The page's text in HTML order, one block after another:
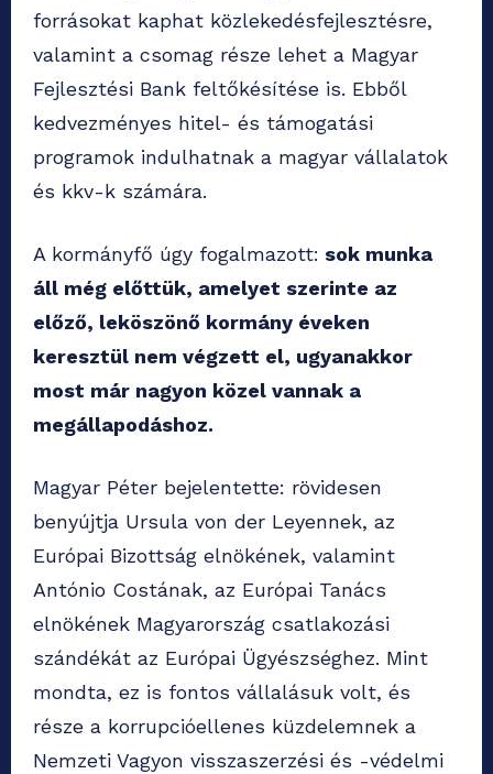
forrásokat kaphat közlekedésfejlesztésre,
valamint a csomag része lehet a Magyar
Fejlesztési Bank feltőkésítése is. Ebből
kedvezményes hitel- és támogatási
programok indulhatnak a magyar vállalatok
és kkv-k számára.
A kormányfő úgy fogalmazott: sok munka
áll még előttük, amelyet szerinte az
előző, leköszönő kormány éveken
keresztül nem végzett el, ugyanakkor
most már nagyon közel vannak a
megállapodáshoz.
Magyar Péter bejelentette: rövidesen
benyújtja Ursula von der Leyennek, az
Európai Bizottság elnökének, valamint
António Costának, az Európai Tanács
elnökének Magyarország csatlakozási
szándékát az Európai Ügyészséghez. Mint
mondta, ez is fontos vállalásuk volt, és
része a korrupcióellenes küzdelemnek a
Nemzeti Vagyon visszaszerzési és -védelmi